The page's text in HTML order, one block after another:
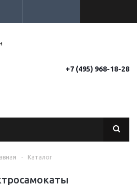
+7 (495) 968-18-28
- Каталог